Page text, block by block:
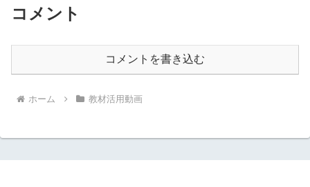
コメント
コメントを書き込む
ホーム 教材活用動画